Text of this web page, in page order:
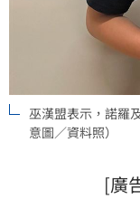
巫漢盟表示，諾羅
意圖／資料照）
[廣